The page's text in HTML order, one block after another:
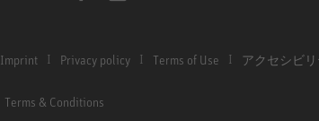
Imprint Privacy policy Terms of Use アクセシビ
Terms & Conditions